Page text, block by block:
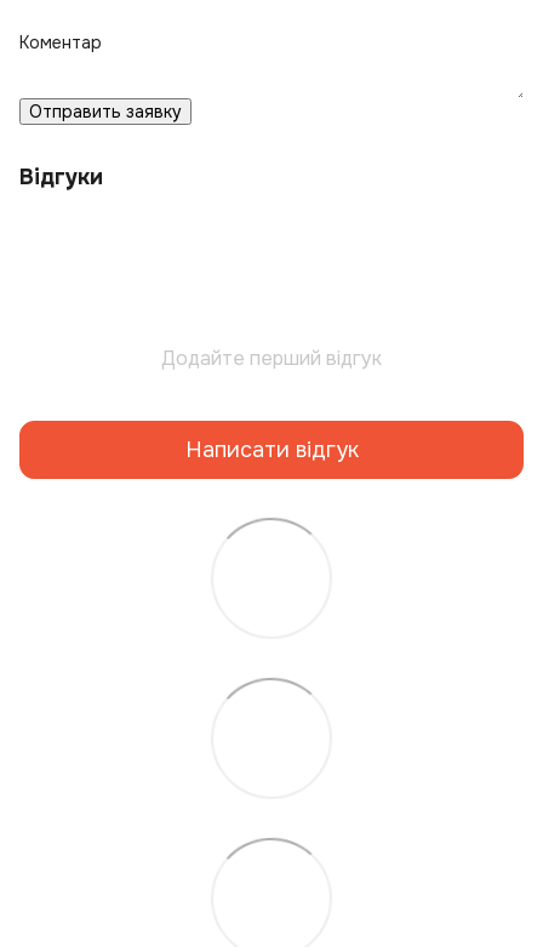
Коментар
Отправить заявку
Відгуки
Додайте перший відгук
Написати відгук